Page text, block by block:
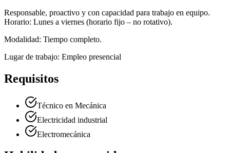
Responsable, proactivo y con capacidad para trabajo en equipo.
Horario: Lunes a viernes (horario fijo – no rotativo).
Modalidad: Tiempo completo.
Lugar de trabajo: Empleo presencial
Requisitos
Técnico en Mecánica
Electricidad industrial
Electromecánica